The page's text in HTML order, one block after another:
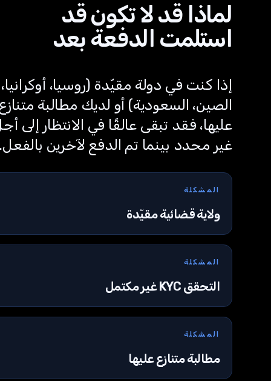
لماذا قد لا تكون قد
استلمت الدفعة بعد
إذا كنت في دولة مقيّدة (روسيا، أوكرانيا،
الصين، السعودية) أو لديك مطالبة متنازع
عليها، فقد تبقى عالقًا في الانتظار إلى أجل
غير محدد بينما تم الدفع لآخرين بالفعل.
المشكلة
ولاية قضائية مقيّدة
المشكلة
التحقق KYC غير مكتمل
المشكلة
مطالبة متنازع عليها